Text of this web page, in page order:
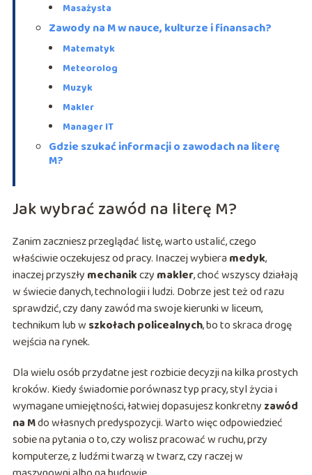
Masażysta
Zawody na M w nauce, kulturze i finansach?
Matematyk
Meteorolog
Muzyk
Makler
Manager IT
Gdzie szukać informacji o zawodach na literę
M?
Jak wybrać zawód na literę M?
Zanim zaczniesz przeglądać listę, warto ustalić, czego
właściwie oczekujesz od pracy. Inaczej wybiera medyk,
inaczej przyszły mechanikczy makler, choć wszyscy działają
w świecie danych, technologii i ludzi. Dobrze jest też od razu
sprawdzić, czy dany zawód ma swoje kierunki w liceum,
technikum lub w szkołach policealnych, bo to skraca drogę
wejścia na rynek.
Dla wielu osób przydatne jest rozbicie decyzji na kilka prostych
kroków. Kiedy świadomie porównasz typ pracy, styl życia i
wymagane umiejętności, łatwiej dopasujesz konkretny zawód
na Mdo własnych predyspozycji. Warto więc odpowiedzieć
sobie na pytania o to, czy wolisz pracować w ruchu, przy
komputerze, z ludźmi twarzą w twarz, czy raczej w